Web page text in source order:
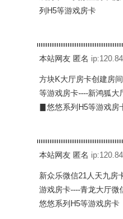
列H5等游戏房卡
本站网友 匿名
方块K大厅房卡创建房
等游戏房卡----新鸿狐
▊悠悠系列H5等游戏房
本站网友 匿名
新众乐微信21人天九
游戏房卡----青龙大厅
悠悠系列H5等游戏房卡